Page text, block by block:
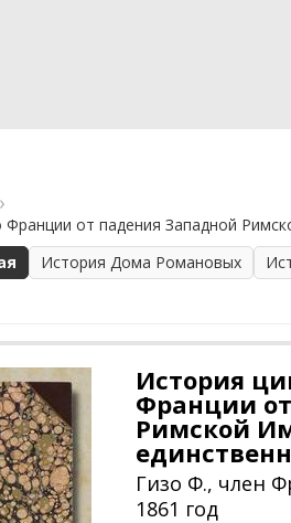
от падения Западной
История Дома Романовых
История
Франции
Римской
Гизо Ф., член
1861 год